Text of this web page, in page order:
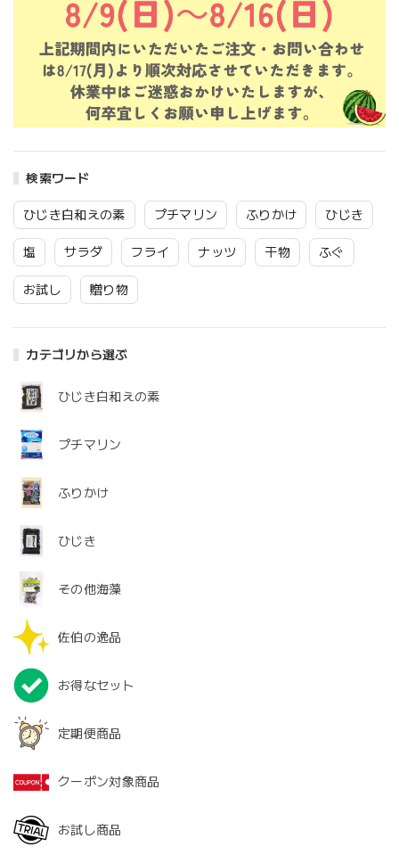
検索ワード
ひじき白和えの素 プチマリン ふりかけ ひじき
塩 サラダ フライ ナッツ 干物 ふぐ
お試し 贈り物
カテゴリから選ぶ
ひじき白和えの素
プチマリン
ふりかけ
ひじき
その他海藻
佐伯の逸品
お得なセット
定期便商品
クーポン対象商品
お試し商品